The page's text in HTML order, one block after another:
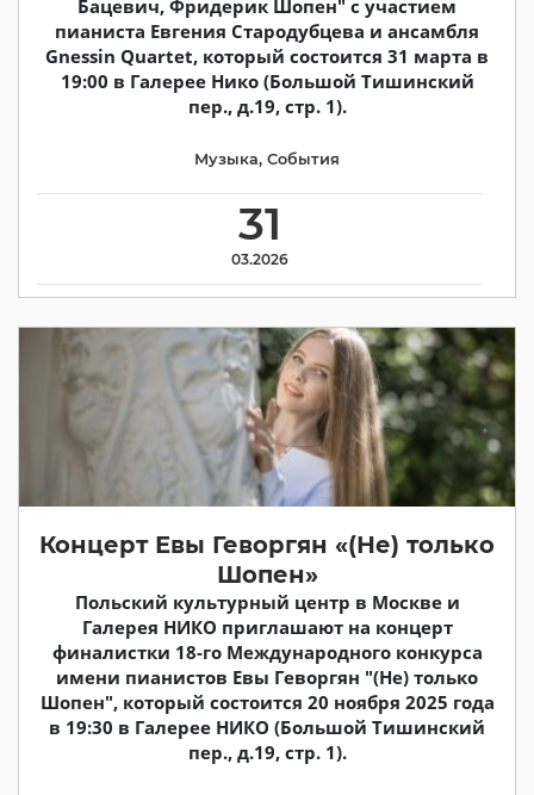
Бацевич, Фридерик Шопен" с участием
пианиста Евгения Стародубцева и ансамбля
Gnessin Quartet, который состоится 31 марта в
19:00 в Галерее Нико (Большой Тишинский
пер., д.19, стр. 1).
31
03.2026
Музыка, События
Концерт Евы Геворгян «(Не) только
Шопен»
Польский культурный центр в Москве и
Галерея НИКО приглашают на концерт
финалистки 18-го Международного конкурса
имени пианистов Евы Геворгян "(Не) только
Шопен", который состоится 20 ноября 2025 года
в 19:30 в Галерее НИКО (Большой Тишинский
пер., д.19, стр. 1).